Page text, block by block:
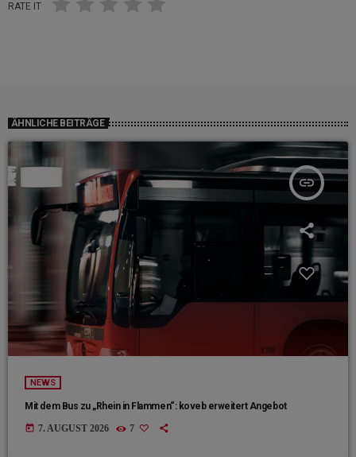
RATE IT
ÄHNLICHE BEITRÄGE
insert_link
NEWS
Mit dem Bus zu „Rhein in Flammen“: koveb erweitert Angebot
today 7. AUGUST 2026 7